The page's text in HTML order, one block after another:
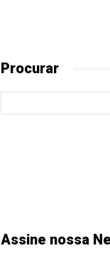
Procurar
Assine nossa